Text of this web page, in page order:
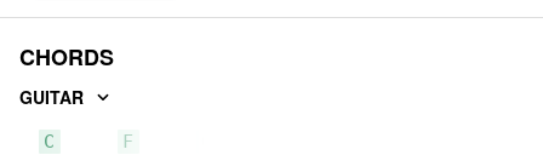
CHORDS
GUITAR
C F